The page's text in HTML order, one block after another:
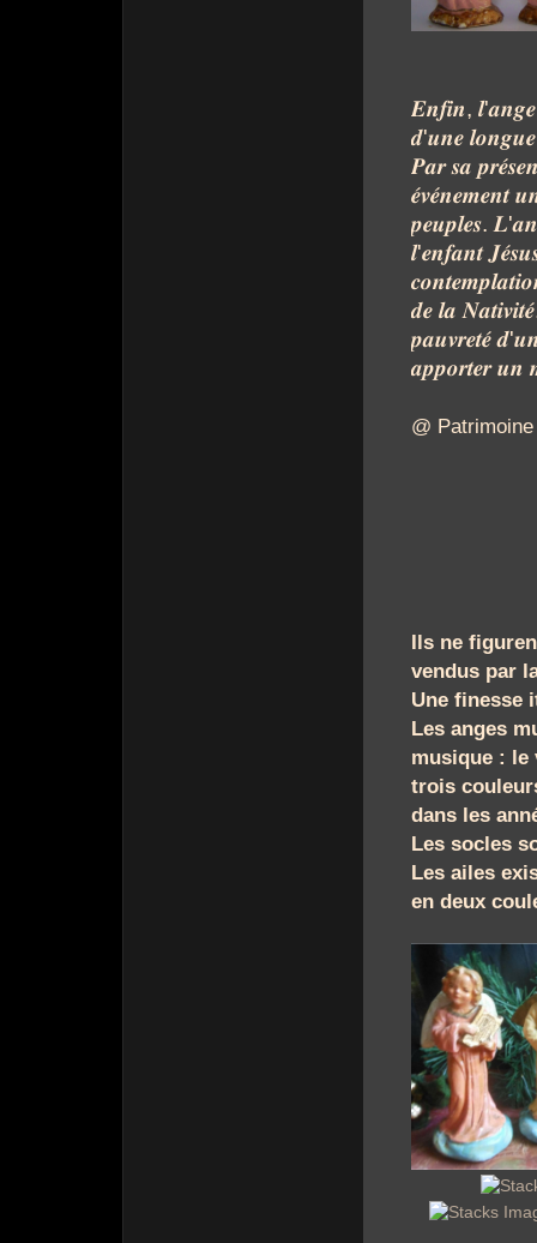
𝑬𝒏𝒇𝒊𝒏, 𝒍'𝒂𝒏𝒈𝒆
𝒅'𝒖𝒏𝒆 𝒍𝒐𝒏𝒈𝒖𝒆
𝑷𝒂𝒓 𝒔𝒂
𝒆́𝒗𝒆́𝒏𝒆𝒎𝒆𝒏𝒕
𝒑𝒆𝒖𝒑𝒍𝒆𝒔. 𝑳'
𝒍'𝒆𝒏𝒇𝒂𝒏𝒕
𝒅𝒆 𝒍𝒂 𝑵𝒂𝒕𝒊𝒗𝒊𝒕𝒆́
𝒑𝒂𝒖𝒗𝒓𝒆𝒕𝒆́ 𝒅'
𝒂𝒑𝒑𝒐𝒓𝒕𝒆𝒓 𝒖𝒏
@
Ils ne
vendus par
Une finesse
Les anges
musique : le
trois
dans les
Les socles
Les ailes
en deux